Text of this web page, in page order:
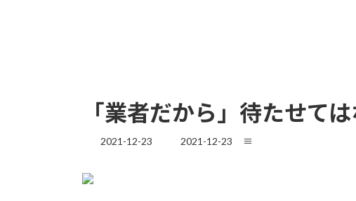
「業者だから」待たせて
2021-12-23
最
2021-12-23 ≡